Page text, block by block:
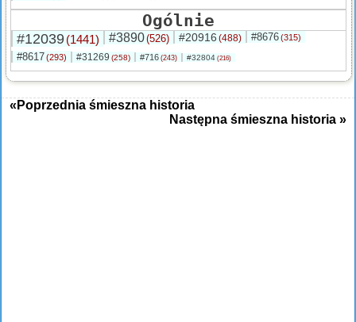
Ogólnie
#12039(1441) #3890(526) #20916 (488) #8676(315)
#8617(293) #31269 (258) #716 (243) #32804 (216)
«Poprzednia śmieszna historia
Następna śmieszna historia »